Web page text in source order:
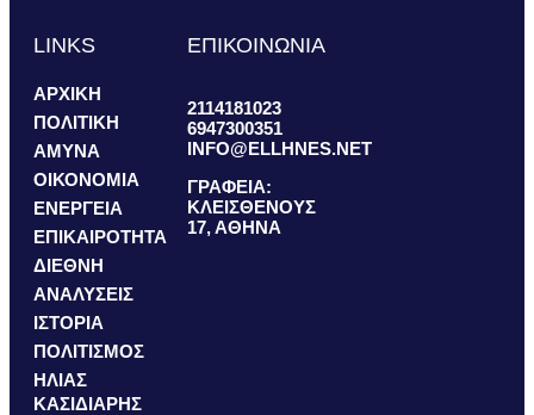
LINKS
ΑΡΧΙΚΗ
ΠΟΛΙΤΙΚΗ
ΑΜΥΝΑ
ΟΙΚΟΝΟΜΙΑ
ΕΝΕΡΓΕΙΑ
ΕΠΙΚΑΙΡΟΤΗΤΑ
ΔΙΕΘΝΗ
ΑΝΑΛΥΣΕΙΣ
ΙΣΤΟΡΙΑ
ΠΟΛΙΤΙΣΜΟΣ
ΗΛΙΑΣ
ΚΑΣΙΔΙΑΡΗΣ
ΕΠΙΚΟΙΝΩΝΙΑ
2114181023
6947300351
INFO@ELLHNES.NET
ΓΡΑΦΕΙΑ:
ΚΛΕΙΣΘΕΝΟΥΣ
17, ΑΘΗΝΑ